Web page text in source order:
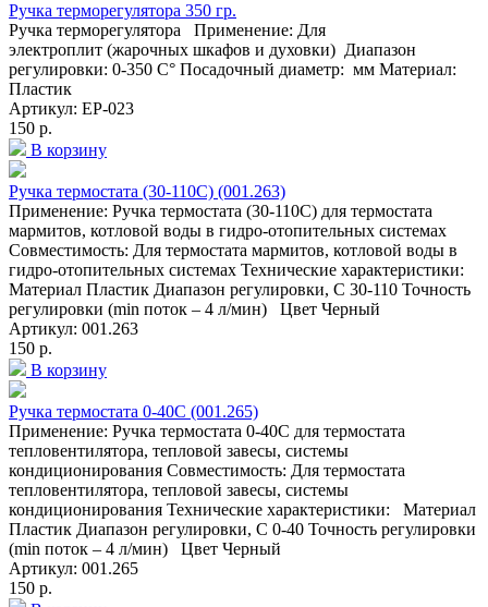
Ручка терморегулятора 350 гр.
Ручка терморегулятора Применение: Для
электроплит (жарочных шкафов и духовки) Диапазон
регулировки: 0-350 C° Посадочный диаметр: мм Материал:
Пластик
Артикул: EP-023
150 р.
В корзину
Ручка термостата (30-110С) (001.263)
Применение: Ручка термостата (30-110С) для термостата
мармитов, котловой воды в гидро-отопительных системах
Совместимость: Для термостата мармитов, котловой воды в
гидро-отопительных системах Технические характеристики:
Материал Пластик Диапазон регулировки, C 30-110 Точность
регулировки (min поток – 4 л/мин) Цвет Черный
Артикул: 001.263
150 р.
В корзину
Ручка термостата 0-40С (001.265)
Применение: Ручка термостата 0-40С для термостата
тепловентилятора, тепловой завесы, системы
кондиционирования Совместимость: Для термостата
тепловентилятора, тепловой завесы, системы
кондиционирования Технические характеристики: Материал
Пластик Диапазон регулировки, C 0-40 Точность регулировки
(min поток – 4 л/мин) Цвет Черный
Артикул: 001.265
150 р.